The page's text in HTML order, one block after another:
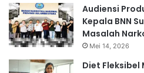
Audiensi
Kepala BNN
Masalah
Mei 14, 2026
Diet Fleksibel